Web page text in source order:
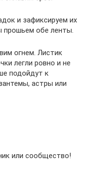
и зафиксируем их
прошьем обе ленты.
огнем. Листик
легли ровно и не
подойдут к
астры или
или сообщество!